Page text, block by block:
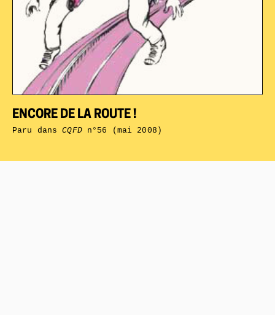
ENCORE DE LA ROUTE !
Paru dansCQFDn°56 (mai 2008)